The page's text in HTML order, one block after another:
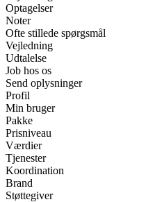
Optagelser
Noter
Ofte stillede spørgsmål
Vejledning
Udtalelse
Job hos os
Send oplysninger
Profil
Min bruger
Pakke
Prisniveau
Værdier
Tjenester
Koordination
Brand
Støttegiver